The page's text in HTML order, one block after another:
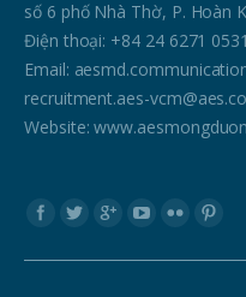
số 6 phố Nhà Thờ, P. Hoàn
Điện thoại: +84 24 6271
Email:
recruitment.aes-
Website:
Find us on: